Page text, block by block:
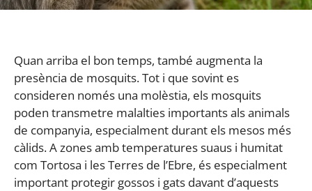
Quan arriba el bon temps, també augmenta la
presència de mosquits. Tot i que sovint es
consideren només una molèstia, els mosquits
poden transmetre malalties importants als animals
de companyia, especialment durant els mesos més
càlids. A zones amb temperatures suaus i humitat
com Tortosa i les Terres de l’Ebre, és especialment
important protegir gossos i gats davant d’aquests